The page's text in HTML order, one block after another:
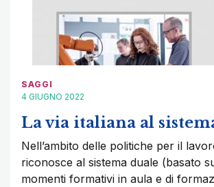
SAGGI
4 GIUGNO 2022
La via italiana al
Nell’ambito delle politiche per il
riconosce al sistema duale (basato
momenti formativi in aula e di